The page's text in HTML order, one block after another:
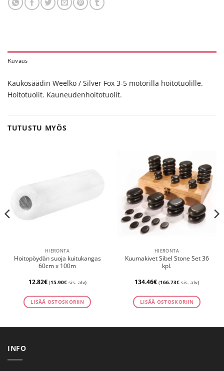
Kuvaus
Kaukosäädin Weelko / Silver Fox 3-5 motorilla hoitotuolille.
Hoitotuolit. Kauneudenhoitotuolit.
TUTUSTU MYÖS
HIERONTA
Hoitopöydän suoja kuitukangas
60cm x 100m
12.82€ (15.90€sis. alv)
LISÄÄ OSTOSKORIIN
HIERONTA
Kuumakivet Sibel Stone Set 36
kpl.
134.46€ (166.73€ sis. alv)
LISÄÄ OSTOSKORIIN
INFO